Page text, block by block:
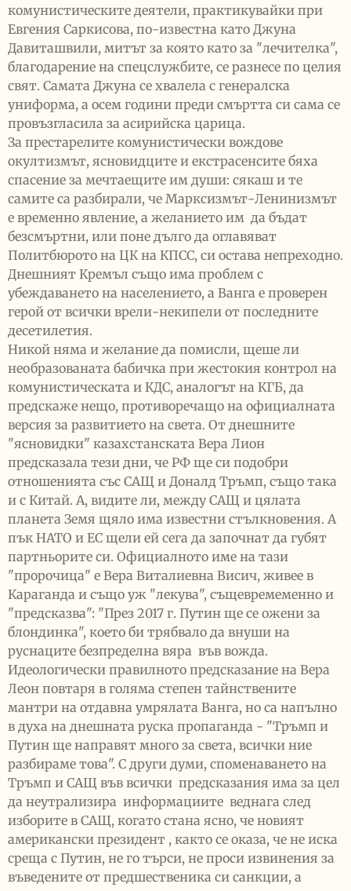
комунистическите деятели, практикувайки при
Евгения Саркисова, по-известна като Джуна
Давиташвили, митът за която като за "лечителка",
благодарение на спецслужбите, се разнесе по целия
свят. Самата Джуна се хвалела с генералска
униформа, а осем години преди смъртта си сама се
провъзгласила за асирийска царица.
За престарелите комунистически вождове
окултизмът, ясновидците и екстрасенсите бяха
спасение за мечтаещите им души: сякаш и те
самите са разбирали, че Марксизмът-Ленинизмът
е временно явление, а желанието им да бъдат
безсмъртни, или поне дълго да оглавяват
Политбюрото на ЦК на КПСС, си остава непреходно.
Днешният Кремъл също има проблем с
убеждаването на населението, а Ванга е проверен
герой от всички врели-некипели от последните
десетилетия.
Никой няма и желание да помисли, щеше ли
необразованата бабичка при жестокия контрол на
комунистическата и КДС, аналогът на КГБ, да
предскаже нещо, противоречащо на официалната
версия за развитието на света. От днешните
"ясновидки" казахстанската Вера Лион
предсказала тези дни, че РФ ще си подобри
отношенията със САЩ и Доналд Тръмп, също така
и с Китай. А, видите ли, между САЩ и цялата
планета Земя щяло има известни стълкновения. А
пък НАТО и ЕС щели ей сега да започнат да губят
партньорите си. Официалното име на тази
"пророчица" е Вера Виталиевна Висич, живее в
Караганда и също уж "лекува", същевремеменно и
"предсказва": "През 2017 г. Путин ще се ожени за
блондинка", което би трябвало да внуши на
руснаците безпределна вяра във вожда.
Идеологически правилното предсказание на Вера
Леон повтаря в голяма степен тайнствените
мантри на отдавна умрялата Ванга, но са напълно
в духа на днешната руска пропаганда - "Тръмп и
Путин ще направят много за света, всички ние
разбираме това". С други думи, споменаването на
Тръмп и САЩ във всички предсказания има за цел
да неутрализира информациите веднага след
изборите в САЩ, когато стана ясно, че новият
американски президент , както се оказа, че не иска
среща с Путин, не го търси, не проси извинения за
въведените от предшественика си санкции, а